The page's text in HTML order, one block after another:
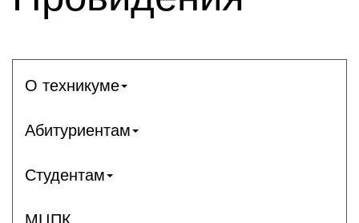
О техникуме
Абитуриентам
Студентам
МЦПК